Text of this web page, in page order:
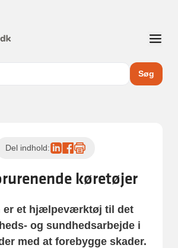
Søg
køretøjer
Del indhold:
er et hjælpeværktøj til det
og sundhedsarbejde i
med at forebygge skader.